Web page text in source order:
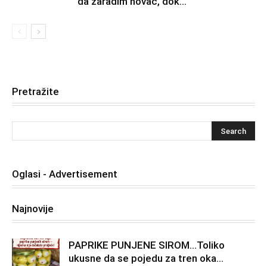
Pretražite
Oglasi - Advertisement
Najnovije
PAPRIKE PUNJENE SIROM…Toliko
ukusne da se pojedu za tren oka…